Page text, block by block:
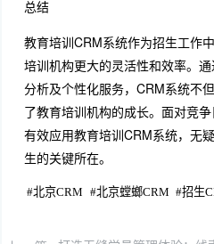
总结
教育培训CRM系统作为招生工作
培训机构更大的灵活性和效率。
分析及个性化服务，CRM系统不
了教育培训机构的成长。面对竞
有效应用教育培训CRM系统，无
生的关键所在。
#北京CRM #北京螳螂CRM #招生